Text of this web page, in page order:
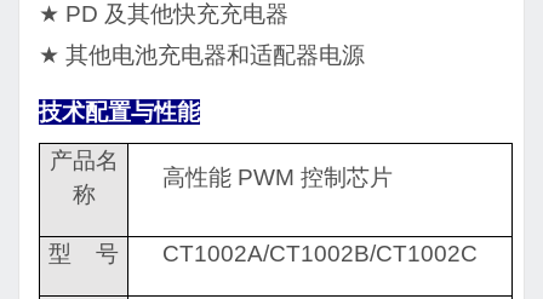
★ PD 及其他快充充电器
★ 其他电池充电器和适配器电源
技术配置与性能
产品名
称
高性能 PWM 控制芯片
型 号 CT1002A/CT1002B/CT1002C